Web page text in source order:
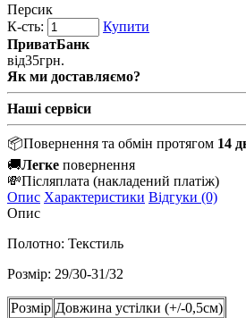
Персик
К-сть:
Купити
ПриватБанк
від35грн.
Як ми доставляємо?
Наші сервіси
📦Повернення та обмін протягом 14
🚚Легке повернення
💸Післяплата (накладений платіж)
Опис Характеристики Відгуки (0)
Опис
Полотно: Текстиль
Розмір: 29/30-31/32
Розмір Довжина устілки (+/-0,5см)